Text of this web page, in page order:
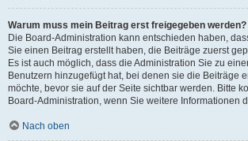
Warum muss mein Beitrag erst freigegeben werden?
Die Board-Administration kann entschieden haben,
Sie einen Beitrag erstellt haben, die Beiträge zuerst
Es ist auch möglich, dass die Administration Sie zu
Benutzern hinzugefügt hat, bei denen sie die Beiträge
möchte, bevor sie auf der Seite sichtbar werden. Bitte
Board-Administration, wenn Sie weitere Informationen
Nach oben